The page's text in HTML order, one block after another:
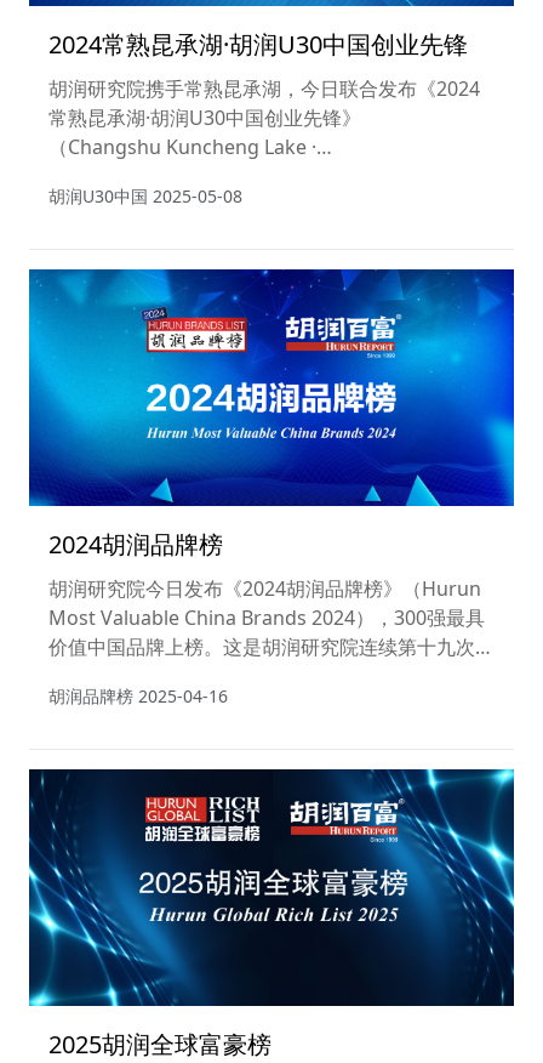
2024常熟昆承湖·胡润U30中国创业先锋
胡润研究院携手常熟昆承湖，今日联合发布《2024
常熟昆承湖·胡润U30中国创业先锋》
（Changshu Kuncheng Lake ·
岁及以下的创业先锋。这是胡润研究院第八次发布该
胡润U30中国 2025-05-08
2024胡润品牌榜
胡润研究院今日发布《2024胡润品牌榜》（Hurun
Most Valuable China Brands 2024），300强最具
价值中国品牌上榜。这是胡润研究院连续第十九次发
胡润品牌榜 2025-04-16
2025胡润全球富豪榜